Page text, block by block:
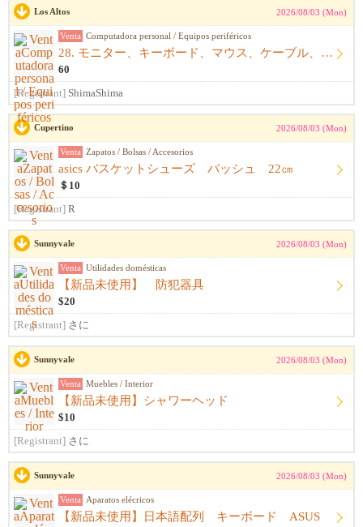
Los Altos 2026/08/03 (Mon)
Venta Computadora personal / Equipos periféricos
28. モニター、キーボード、マウス、ケーブル、アームレスト一式
60
[Registrant] ShimaShima
Cupertino 2026/08/03 (Mon)
Venta Zapatos / Bolsas / Accesorios
asics バスケットシューズ バッシュ 22㎝
＄10
[Registrant] R
Sunnyvale 2026/08/03 (Mon)
Venta Utilidades domésticas
【新品未使用】 防犯器具
$20
[Registrant] さに
Sunnyvale 2026/08/03 (Mon)
Venta Muebles / Interior
【新品未使用】シャワーヘッド
$10
[Registrant] さに
Sunnyvale 2026/08/03 (Mon)
Venta Aparatos elécricos
【新品未使用】日本語配列 キーボード ASUS